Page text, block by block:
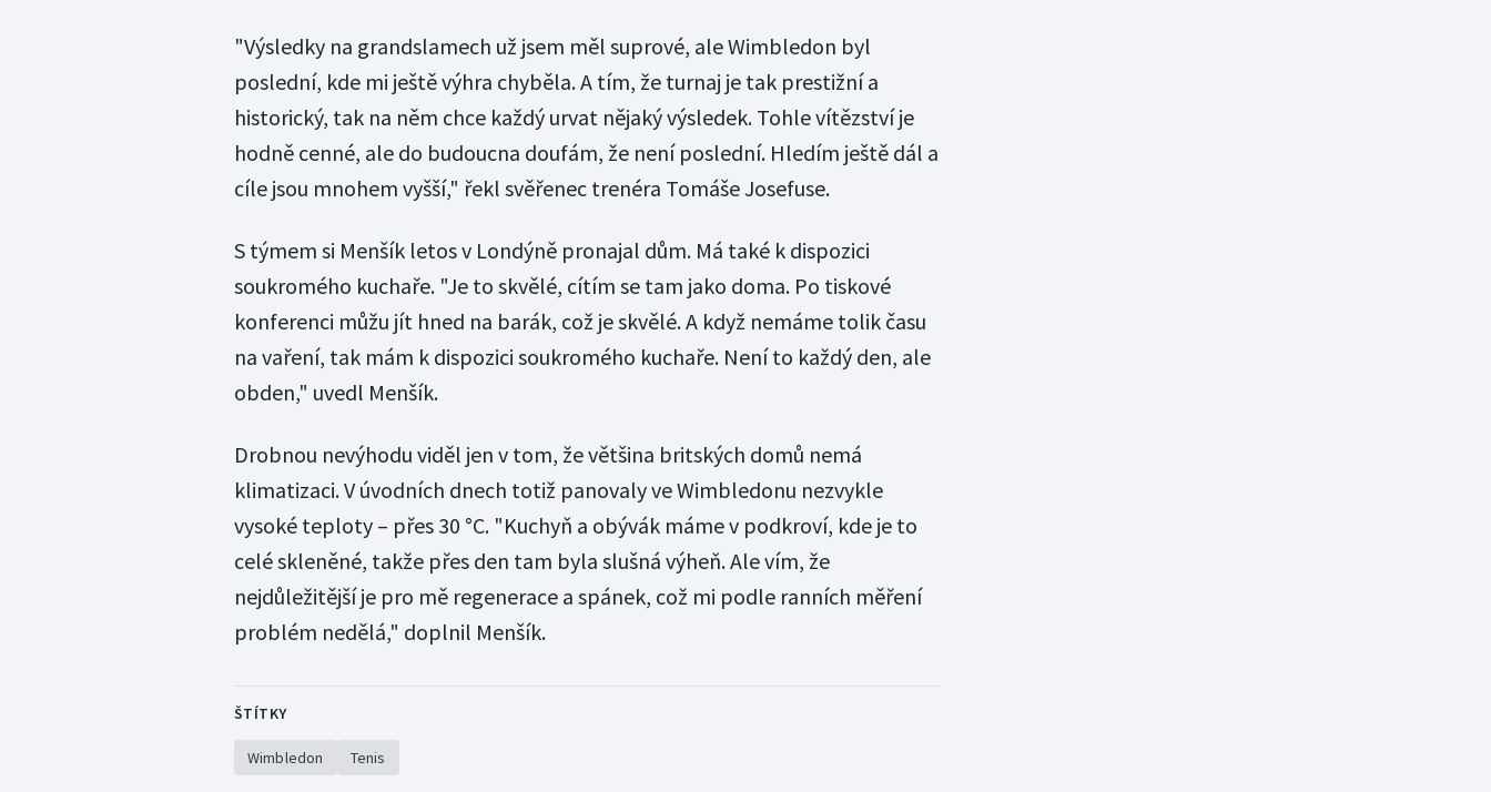
"Výsledky na grandslamech už jsem měl suprové, ale Wimbledon byl
poslední, kde mi ještě výhra chyběla. A tím, že turnaj je tak prestižní a
historický, tak na něm chce každý urvat nějaký výsledek. Tohle vítězství je
hodně cenné, ale do budoucna doufám, že není poslední. Hledím ještě dál a
cíle jsou mnohem vyšší," řekl svěřenec trenéra Tomáše Josefuse.
S týmem si Menšík letos v Londýně pronajal dům. Má také k dispozici
soukromého kuchaře. "Je to skvělé, cítím se tam jako doma. Po tiskové
konferenci můžu jít hned na barák, což je skvělé. A když nemáme tolik času
na vaření, tak mám k dispozici soukromého kuchaře. Není to každý den, ale
obden," uvedl Menšík.
Drobnou nevýhodu viděl jen v tom, že většina britských domů nemá
klimatizaci. V úvodních dnech totiž panovaly ve Wimbledonu nezvykle
vysoké teploty – přes 30 °C. "Kuchyň a obývák máme v podkroví, kde je to
celé skleněné, takže přes den tam byla slušná výheň. Ale vím, že
nejdůležitější je pro mě regenerace a spánek, což mi podle ranních měření
problém nedělá," doplnil Menšík.
ŠTÍTKY
Wimbledon Tenis